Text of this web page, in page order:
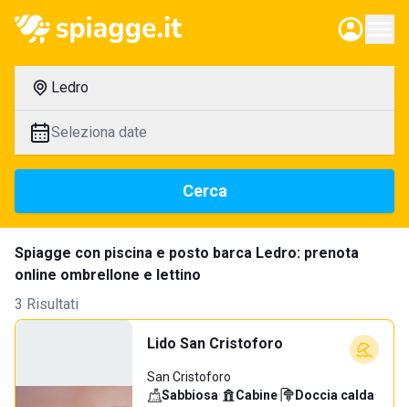
Ledro
Seleziona date
Cerca
Spiagge con piscina e posto barca Ledro: prenota
online ombrellone e lettino
3 Risultati
Lido San Cristoforo
San Cristoforo
Sabbiosa· Cabine· Doccia calda·